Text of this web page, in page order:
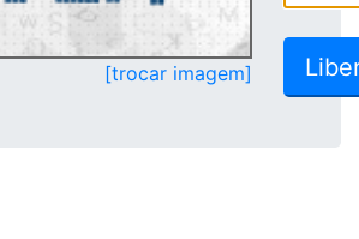
[trocar imagem]